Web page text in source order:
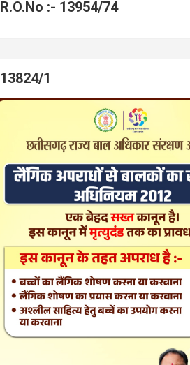
R.O.No :- 13954/74
13824/1